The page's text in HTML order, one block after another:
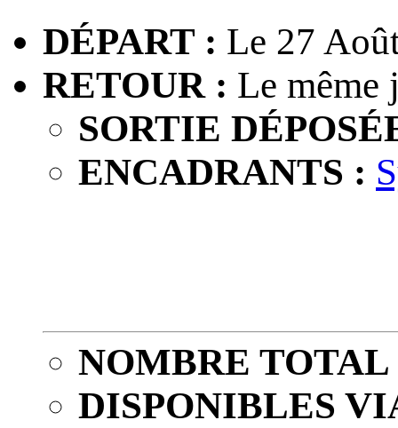
DÉPART : Le 27
RETOUR : Le même
SORTIE
ENCADRANTS :
NOMBRE TOTAL
DISPONIBLES